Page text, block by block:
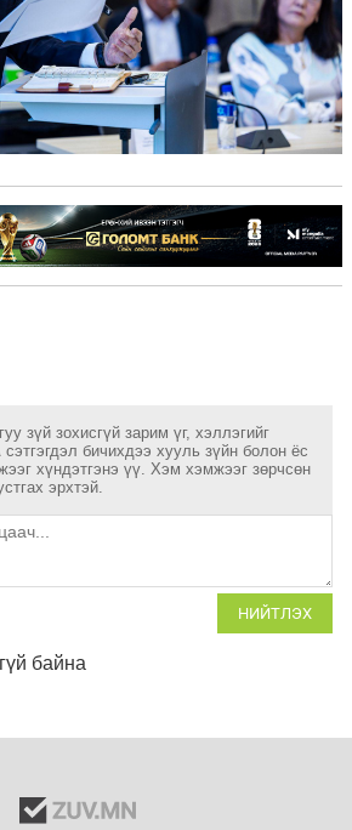
зүй зохисгүй зарим үг, хэллэгийг
бичихдээ хууль зүйн болон ёс
хүндэтгэнэ үү. Хэм хэмжээг зөрчсөн
эрхтэй.
НИЙТЛЭХ
байна